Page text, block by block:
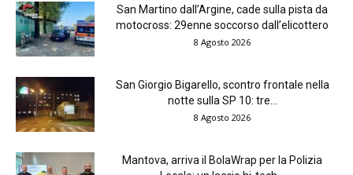
San Martino dall’Argine, cade sulla pista da
motocross: 29enne soccorso dall’elicottero
8 Agosto 2026
San Giorgio Bigarello, scontro frontale nella
notte sulla SP 10: tre...
8 Agosto 2026
Mantova, arriva il BolaWrap per la Polizia